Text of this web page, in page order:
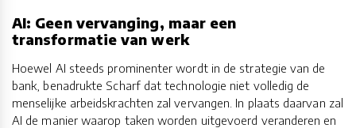
AI: Geen vervanging, maar een
transformatie van werk
Hoewel AI steeds prominenter wordt in de strategie van de
bank, benadrukte Scharf dat technologie niet volledig de
menselijke arbeidskrachten zal vervangen. In plaats daarvan zal
AI de manier waarop taken worden uitgevoerd veranderen en